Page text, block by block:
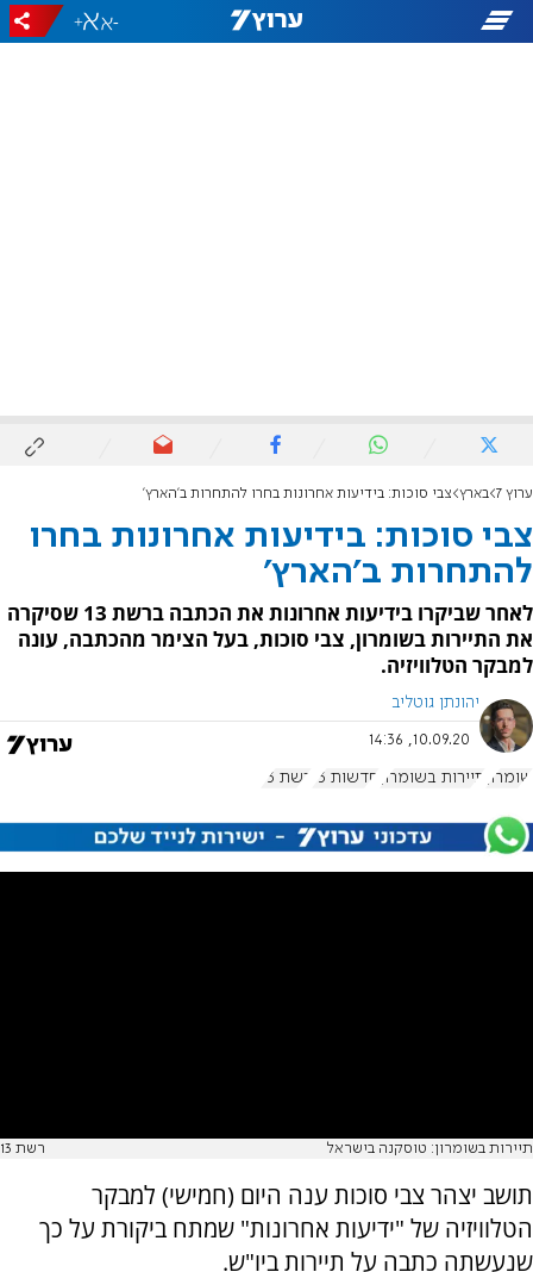
-
+
ערוץ 7 בארץ צבי סוכות: בידיעות אחרונות בחרו להתחרות ב'הארץ'
צבי סוכות: בידיעות אחרונות בחרו
להתחרות ב'הארץ'
לאחר שביקרו בידיעות אחרונות את הכתבה ברשת 13 שסיקרה
את התיירות בשומרון, צבי סוכות, בעל הצימר מהכתבה, עונה
למבקר הטלוויזיה.
יהונתן גוטליב
10.09.20, 14:36
שומרון תיירות בשומרון חדשות 13 רשת 13
תיירות בשומרון: טוסקנה בישראל רשת 13
תושב יצהר צבי סוכות ענה היום (חמישי) למבקר
הטלוויזיה של "ידיעות אחרונות" שמתח ביקורת על כך
שנעשתה כתבה על תיירות ביו"ש.